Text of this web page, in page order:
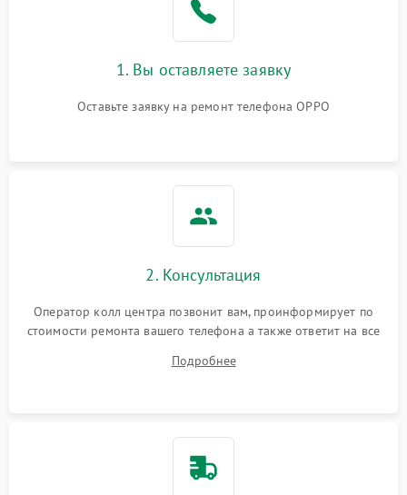
1. Вы оставляете заявку
Оставьте заявку на ремонт телефона OPPO
2. Консультация
Оператор колл центра позвонит вам, проинформирует по
стоимости ремонта вашего телефона а также ответит на все
Подробнее